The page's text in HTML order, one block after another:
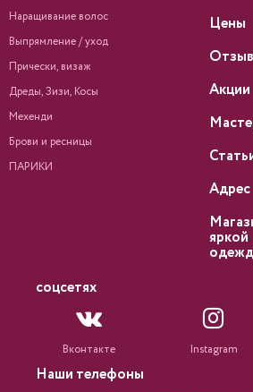
Наращивание волос
Выпрямление / уход
Прически, визаж
Дреды, Зизи, Косы
Мехенди
Брови и ресницы
ПАРИКИ
Цены
Акции
Адрес
яркой
соцсетях
Вконтакте Instagram
Наши телефоны